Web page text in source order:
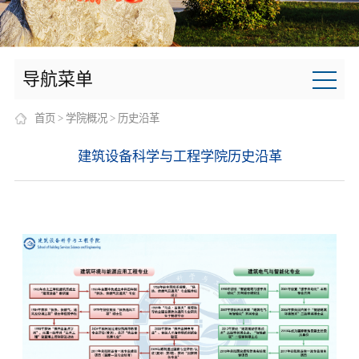
导航菜单
首页 > 学院概况> 历史沿革
建筑设备科学与工程学院历史沿革